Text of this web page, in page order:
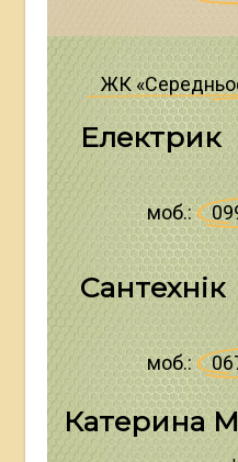
ЖК
Електрик
моб.:
Сантехнік
моб.:
Катерина М